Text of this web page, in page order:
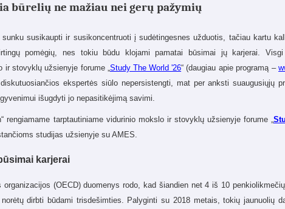
būrelių ne mažiau nei gerų pažymių
susikaupti ir susikoncentruoti į sudėtingesnes užduotis, tačiau kartu
pomėgių, nes tokiu būdu klojami pamatai būsimai jų karjerai. Visgi
ir stovyklų užsienyje forume „Study The World '26“ (daugiau apie programą –
ekspertės siūlo nepersistengti, mat per anksti suaugusiųjų
išugdyti jo nepasitikėjimą savimi.
rengiamame tarptautiniame vidurinio mokslo ir stovyklų užsienyje forume „
studijas užsienyje su AMES.
karjerai
organizacijos (OECD) duomenys rodo, kad šiandien net 4 iš 10
dirbti būdami trisdešimties. Palyginti su 2018 metais, tokių jaunuolių